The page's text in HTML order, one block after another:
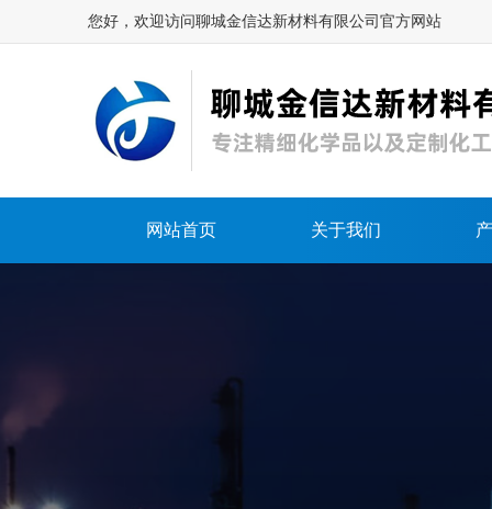
您好，欢迎访问聊城金信达新材料有限公司官方网站
网站首页 关于我们